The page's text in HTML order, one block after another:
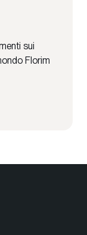
sui
Florim